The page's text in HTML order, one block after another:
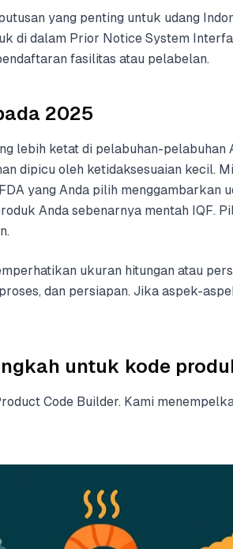
yang penting untuk udang
di dalam Prior Notice System
fasilitas atau pelabelan.
2025
lebih ketat di pelabuhan-pelabuhan
dipicu oleh ketidaksesuaian kecil.
yang Anda pilih menggambarkan
Anda sebenarnya mentah IQF.
ukuran hitungan atau
dan persiapan. Jika aspek-
untuk kode
Code Builder. Kami